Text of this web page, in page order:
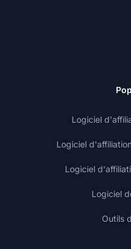
Logiciel
Logiciel
Logiciel
Logiciel
Outils